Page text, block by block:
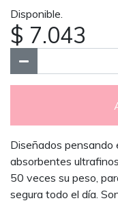
Disponible.
$ 7.043
Diseñados pensando
absorbentes
50 veces su peso,
segura todo el día.